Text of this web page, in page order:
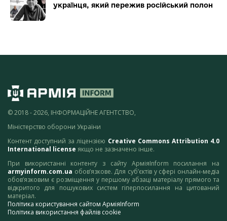
українця, який пережив російський полон
© 2018 - 2026, ІНФОРМАЦІЙНЕ АГЕНТСТВО,
Міністерство оборони України
Контент доступний за ліцензією Creative Commons Attribution 4.0
International license якщо не зазначено інше.
При використанні контенту з сайту АрміяInform посилання на
armyinform.com.ua обов’язкове. Для суб’єктів у сфері онлайн-медіа
обов’язковим є розміщення у першому абзаці матеріалу прямого та
відкритого для пошукових систем гіперпосилання на цитований
матеріал.
Політика користування сайтом АрміяInform
Політика використання файлів cookie